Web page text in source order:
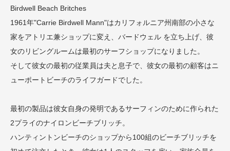
Birdwell Beach Britches
1961年"Carrie Birdwell Mann"はカリフォルニア州南部の小さな
家をアトリエ兼ショップに変え、バードウェル を立ち上げ、彼
女のリビングルームは最初のサーフショップになりました。
そして彼女の最初の従業員は夫と息子で、彼女の最初の顧客はニ
ューポートビーチのライフガードでした。
最初の製品は彼女自身の発明であるサーフィンのために作られた
2プライのナイロンビーチブリッチ。
ハンティントンビーチのショップから100組のビーチブリッチを